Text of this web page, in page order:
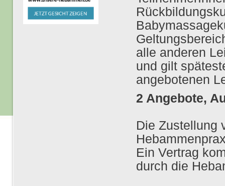
alle anderen
und gilt
angebotenen
2 Angebote,
Die Zustellung
Ein Vertrag
durch die